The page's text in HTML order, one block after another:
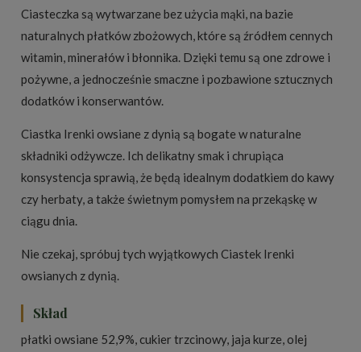
Ciasteczka są wytwarzane bez użycia mąki, na bazie
naturalnych płatków zbożowych, które są źródłem cennych
witamin, minerałów i błonnika. Dzięki temu są one zdrowe i
pożywne, a jednocześnie smaczne i pozbawione sztucznych
dodatków i konserwantów.
Ciastka Irenki owsiane z dynią są bogate w naturalne
składniki odżywcze. Ich delikatny smak i chrupiąca
konsystencja sprawią, że będą idealnym dodatkiem do kawy
czy herbaty, a także świetnym pomysłem na przekąskę w
ciągu dnia.
Nie czekaj, spróbuj tych wyjątkowych Ciastek Irenki
owsianych z dynią.
Skład
płatki owsiane 52,9%, cukier trzcinowy, jaja kurze, olej